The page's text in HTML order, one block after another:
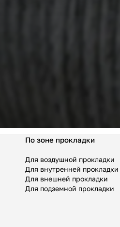
По зоне прокладки
Для воздушной прокладки
Для внутренней прокладки
Для внешней прокладки
Для подземной прокладки